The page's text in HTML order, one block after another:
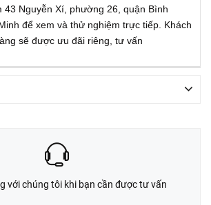
43 Nguyễn Xí, phường 26, quận Bình
để xem và thử nghiệm trực tiếp. Khách
sẽ được ưu đãi riêng, tư vấn
với chúng tôi khi bạn cần được tư vấn